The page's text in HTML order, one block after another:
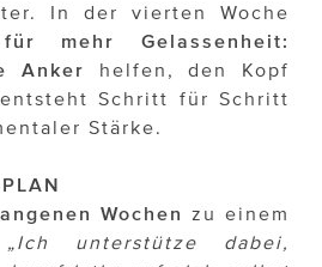
In der vierten Woche
mehr Gelassenheit:
Anker helfen, den Kopf
Schritt für Schritt
Stärke.
Wochen zu einem
„Ich unterstütze dabei,